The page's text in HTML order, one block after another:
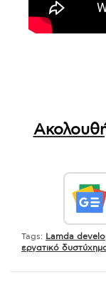
Tags: Lamda
εργατικό